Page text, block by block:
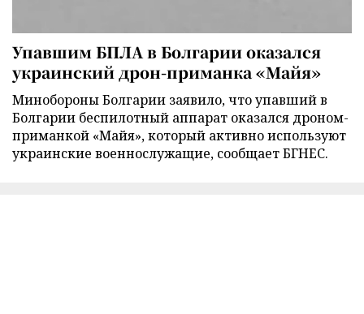
Упавшим БПЛА в Болгарии оказался
украинский дрон-приманка «Майя»
Минобороны Болгарии заявило, что упавший в
Болгарии беспилотный аппарат оказался дроном-
приманкой «Майя», который активно используют
украинские военнослужащие, сообщает БГНЕС.